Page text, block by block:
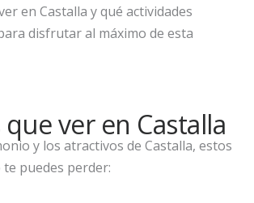
en Castalla y qué actividades
disfrutar al máximo de esta
que ver en Castalla
y los atractivos de Castalla, estos
puedes perder: